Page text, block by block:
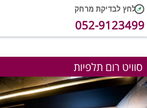
052-9123499
סוויט רום תלפיות